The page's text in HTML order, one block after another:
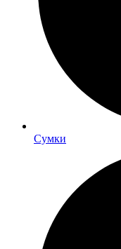
Сумки